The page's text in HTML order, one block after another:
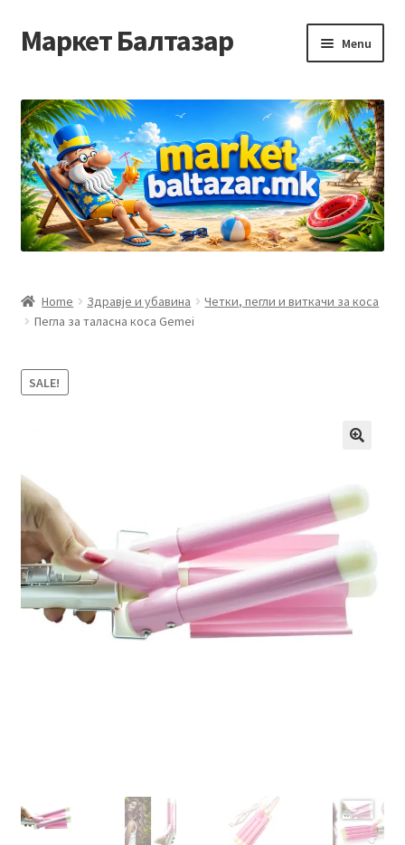
Skip
to
Skip
to
Маркет Балтазар Menu
Checkout
Homepage
Privacy Policy
Контакт
Корисничка подршка
Рекламации и замена на производ
Сите производи
Услови за користење
Home Здравје и убавина
Четки, пегли и виткачи за коса
Пегла за таласна коса Gemei
SALE!